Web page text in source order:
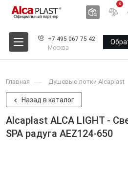
0
+7 495 067 75 42
Москва
Главная Душевые лотки Alcaplast
Назад в каталог
Alcaplast ALCA LIGHT -
SPA радуга AEZ124-650